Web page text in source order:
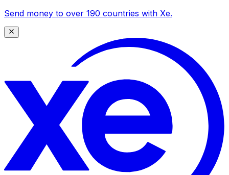
Send money to over 190 countries with Xe.